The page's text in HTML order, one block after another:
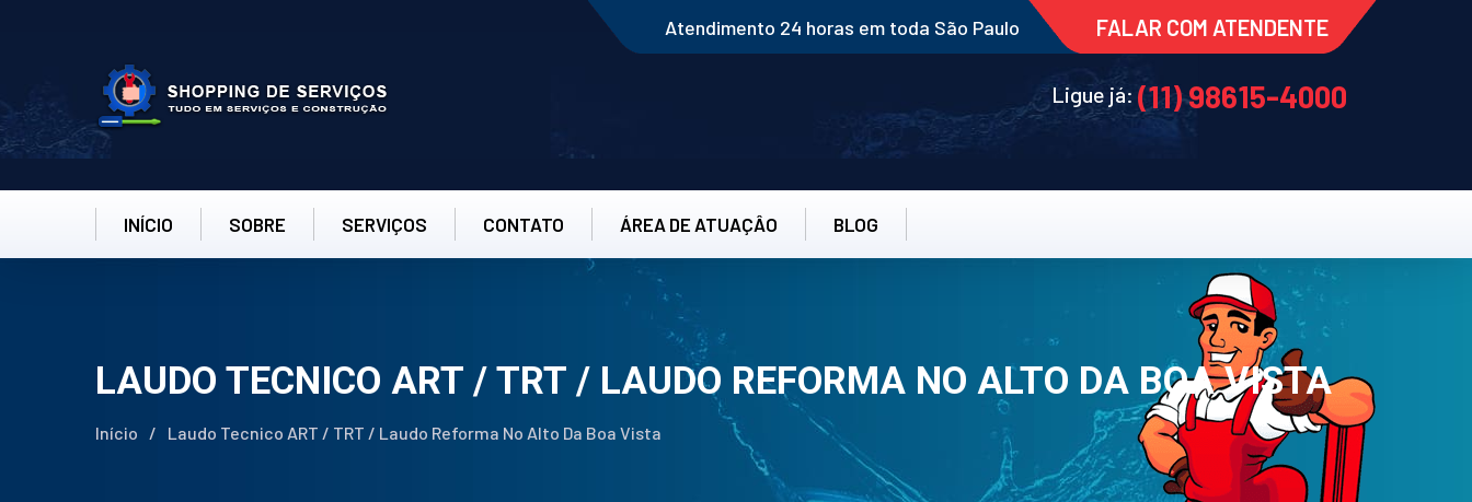
Atendimento 24 horas em toda São Paulo FALAR COM ATENDENTE
Ligue já: (11) 98615-4000
INÍCIO SOBRE SERVIÇOS CONTATO ÁREA DE ATUAÇÂO BLOG
LAUDO TECNICO ART / TRT / LAUDO REFORMA NO ALTO DA BOA VISTA
Início / Laudo Tecnico ART / TRT / Laudo Reforma No Alto Da Boa Vista